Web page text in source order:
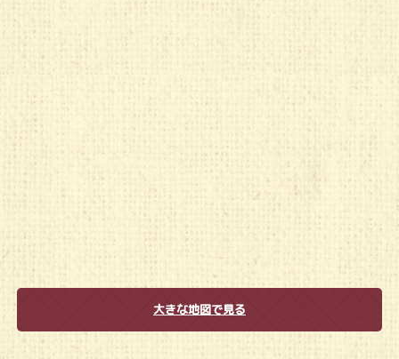
大きな地図で見る